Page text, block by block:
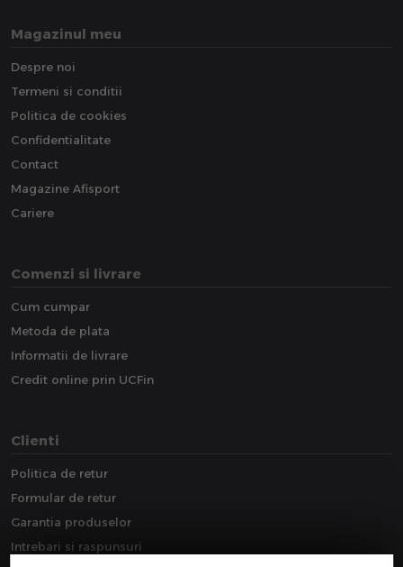
Magazinul meu
Despre noi
Termeni si conditii
Politica de cookies
Confidentialitate
Contact
Magazine Afisport
Cariere
Comenzi si livrare
Cum cumpar
Metoda de plata
Informatii de livrare
Credit online prin UCFin
Clienti
Politica de retur
Formular de retur
Garantia produselor
Intrebari si raspunsuri